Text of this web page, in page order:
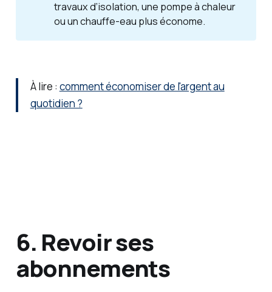
travaux d’isolation, une pompe à chaleur
ou un chauffe-eau plus économe.
À lire : comment économiser de l'argent au
quotidien ?
6. Revoir ses
abonnements